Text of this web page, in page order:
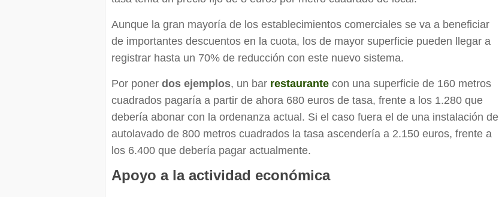
Aunque la gran mayoría de los establecimientos comerciales se va a beneficiar
de importantes descuentos en la cuota, los de mayor superficie pueden llegar a
registrar hasta un 70% de reducción con este nuevo sistema.
Por poner dos ejemplos, un bar restaurante con una superficie de 160 metros
cuadrados pagaría a partir de ahora 680 euros de tasa, frente a los 1.280 que
debería abonar con la ordenanza actual. Si el caso fuera el de una instalación de
autolavado de 800 metros cuadrados la tasa ascendería a 2.150 euros, frente a
los 6.400 que debería pagar actualmente.
Apoyo a la actividad económica